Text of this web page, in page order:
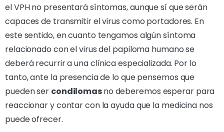
el VPH no presentará síntomas, aunque sí que serán
capaces de transmitir el virus como portadores. En
este sentido, en cuanto tengamos algún síntoma
relacionado con el virus del papiloma humano se
deberá recurrir a una clínica especializada. Por lo
tanto, ante la presencia de lo que pensemos que
pueden ser condilomasno deberemos esperar para
reaccionar y contar con la ayuda que la medicina nos
puede ofrecer.